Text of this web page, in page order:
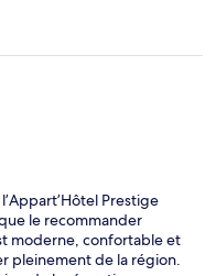
Prestige
le recommander
moderne, confortable et
pleinement de la région.